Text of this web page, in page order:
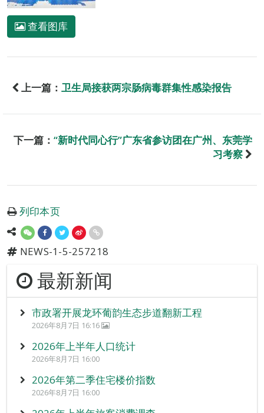
查看图库
上一篇： 卫生局接获两宗肠病毒群集性感染报告
下一篇： “新时代同心行”广东省参访团在广州、东莞学
习考察
列印本页
NEWS-1-5-257218
最新新闻
市政署开展龙环葡韵生态步道翻新工程
2026年8月7日 16:16
2026年上半年人口统计
2026年8月7日 16:00
2026年第二季住宅楼价指数
2026年8月7日 16:00